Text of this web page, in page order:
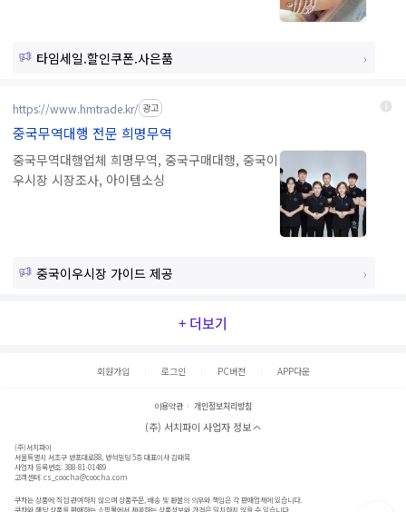
타임세일.할인쿠폰.사은품
https://www.hmtrade.kr/ 광고
중국무역대행 전문 희명무역
중국무역대행업체 희명무역, 중국구매대행, 중국이
우시장 시장조사, 아이템소싱
중국이우시장 가이드 제공
+ 더보기
회원가입 로그인 PC버전 APP다운
이용약관 개인정보처리방침
(주) 서치파이 사업자 정보
(주)서치파이
서울특별시 서초구 반포대로88, 반석빌딩 5층 대표이사 김태묵
사업자 등록번호: 388-81-01489
고객센터:cs_coocha@coocha.com
쿠차는 상품에 직접 관여하지 않으며 상품주문, 배송 및 환불의 의무와 책임은 각 판매업체에 있습니다.
쿠차와 해당 상품을 판매하는 쇼핑몰에서 제공하는 상품정보와 가격은 일치하지 않을 수 있습니다.